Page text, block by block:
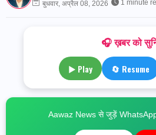
बुधवार, अप्रैल 08, 2026
1 minute
🎧 ख़बर को
▶ Play 🔄 Resume
Aawaz News से जुड़ें